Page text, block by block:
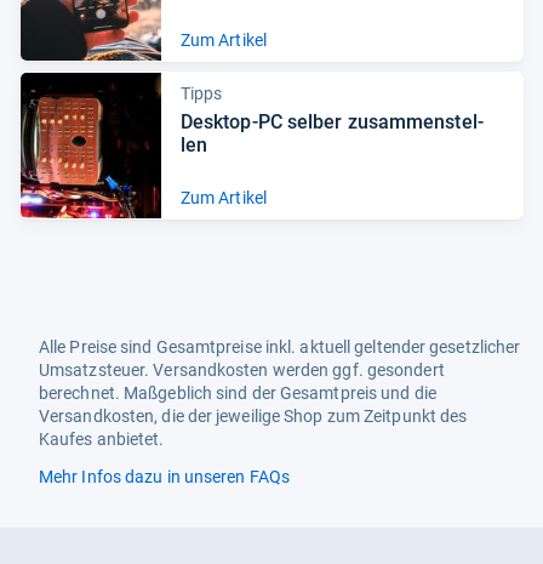
Zum Artikel
Tipps
Desktop-​PC sel­ber zusam­men­stel­
len
Zum Artikel
Alle Preise sind Gesamtpreise inkl. aktuell geltender gesetzlicher
Umsatzsteuer. Versandkosten werden ggf. gesondert
berechnet. Maßgeblich sind der Gesamtpreis und die
Versandkosten, die der jeweilige Shop zum Zeitpunkt des
Kaufes anbietet.
Mehr Infos dazu in unseren FAQs